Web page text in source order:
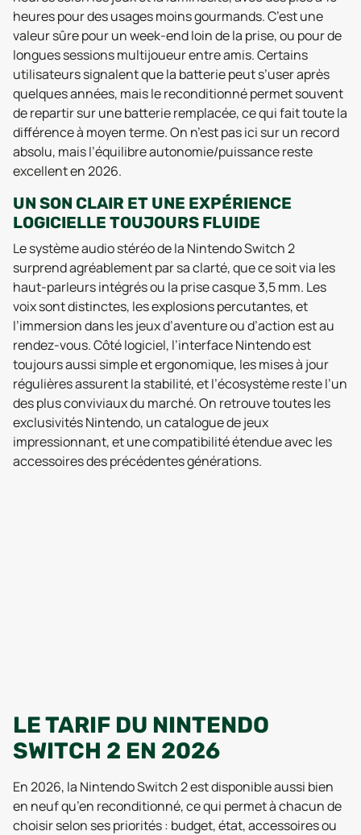
heures pour des usages moins gourmands. C’est une
valeur sûre pour un week-end loin de la prise, ou pour de
longues sessions multijoueur entre amis. Certains
utilisateurs signalent que la batterie peut s’user après
quelques années, mais le reconditionné permet souvent
de repartir sur une batterie remplacée, ce qui fait toute la
différence à moyen terme. On n’est pas ici sur un record
absolu, mais l’équilibre autonomie/puissance reste
excellent en 2026.
UN SON CLAIR ET UNE EXPÉRIENCE
LOGICIELLE TOUJOURS FLUIDE
Le système audio stéréo de la Nintendo Switch 2
surprend agréablement par sa clarté, que ce soit via les
haut-parleurs intégrés ou la prise casque 3,5 mm. Les
voix sont distinctes, les explosions percutantes, et
l’immersion dans les jeux d’aventure ou d’action est au
rendez-vous. Côté logiciel, l’interface Nintendo est
toujours aussi simple et ergonomique, les mises à jour
régulières assurent la stabilité, et l’écosystème reste l’un
des plus conviviaux du marché. On retrouve toutes les
exclusivités Nintendo, un catalogue de jeux
impressionnant, et une compatibilité étendue avec les
accessoires des précédentes générations.
LE TARIF DU NINTENDO
SWITCH 2 EN 2026
En 2026, la Nintendo Switch 2 est disponible aussi bien
en neuf qu’en reconditionné, ce qui permet à chacun de
choisir selon ses priorités : budget, état, accessoires ou